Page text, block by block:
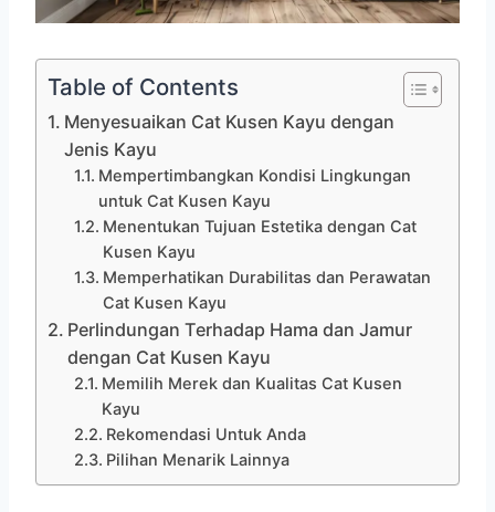
Table of Contents
Menyesuaikan Cat Kusen Kayu dengan
Jenis Kayu
Mempertimbangkan Kondisi Lingkungan
untuk Cat Kusen Kayu
Menentukan Tujuan Estetika dengan Cat
Kusen Kayu
Memperhatikan Durabilitas dan Perawatan
Cat Kusen Kayu
Perlindungan Terhadap Hama dan Jamur
dengan Cat Kusen Kayu
Memilih Merek dan Kualitas Cat Kusen
Kayu
Rekomendasi Untuk Anda
Pilihan Menarik Lainnya